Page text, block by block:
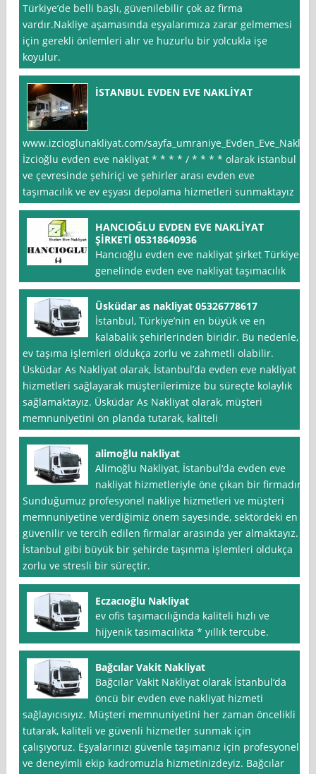
Türkiye’de belli başlı, güvenilebilir çok az firma
vardır.Nakliye aşamasında eşyalarımıza zarar gelmemesi
için gerekli önlemleri alır ve huzurlu bir yolcukla işe
koyulur.
İSTANBUL EVDEN EVE NAKLİYAT
www.izcioglunakliyat.com/
İzcioğlu evden eve nakliyat * * * * / * * * * olarak istanbul
ve çevresinde şehiriçi ve şehirler arası evden eve
taşımacılık ve ev eşyası depolama hizmetleri sunmaktayız
HANCIOĞLU EVDEN EVE NAKLİYAT
ŞİRKETİ 05318640936
Hancıoğlu evden eve nakliyat şirket Türkiye
genelinde evden eve nakliyat taşımacılık
Üsküdar as nakliyat 05326778617
İstanbul, Türkiye’nin en büyük ve en
kalabalık şehirlerinden biridir. Bu nedenle,
ev taşıma işlemleri oldukça zorlu ve zahmetli olabilir.
Üsküdar As Nakliyat olarak, İstanbul’da evden eve nakliyat
hizmetleri sağlayarak müşterilerimize bu süreçte kolaylık
sağlamaktayız. Üsküdar As Nakliyat olarak, müşteri
memnuniyetini ön planda tutarak, kaliteli
alimoğlu nakliyat
Alimoğlu Nakliyat, İstanbul‘da evden eve
nakliyat hizmetleriyle öne çıkan bir firmadır.
Sunduğumuz profesyonel nakliye hizmetleri ve müşteri
memnuniyetine verdiğimiz önem sayesinde, sektördeki en
güvenilir ve tercih edilen firmalar arasında yer almaktayız.
İstanbul gibi büyük bir şehirde taşınma işlemleri oldukça
zorlu ve stresli bir süreçtir.
Eczacıoğlu Nakliyat
ev ofis taşımacılığında kaliteli hızlı ve
hijyenik tasımacılıkta * yıllık tercube.
Bağcılar Vakit Nakliyat
Bağcılar Vakit Nakliyat olarak İstanbul‘da
öncü bir evden eve nakliyat hizmeti
sağlayıcısıyız. Müşteri memnuniyetini her zaman öncelikli
tutarak, kaliteli ve güvenli hizmetler sunmak için
çalışıyoruz. Eşyalarınızı güvenle taşımanız için profesyonel
ve deneyimli ekip kadromuzla hizmetinizdeyiz. Bağcılar